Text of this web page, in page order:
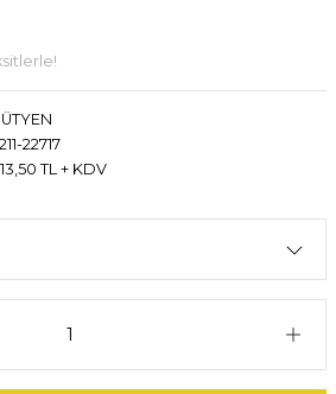
22717
TL + KDV